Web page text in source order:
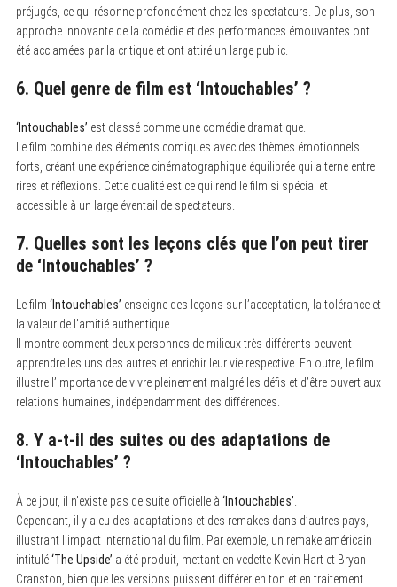
préjugés, ce qui résonne profondément chez les spectateurs. De plus, son
approche innovante de la comédie et des performances émouvantes ont
été acclamées par la critique et ont attiré un large public.
6. Quel genre de film est ‘Intouchables’ ?
‘Intouchables’ est classé comme une comédie dramatique.
Le film combine des éléments comiques avec des thèmes émotionnels
forts, créant une expérience cinématographique équilibrée qui alterne entre
rires et réflexions. Cette dualité est ce qui rend le film si spécial et
accessible à un large éventail de spectateurs.
7. Quelles sont les leçons clés que l’on peut tirer
de ‘Intouchables’ ?
Le film ‘Intouchables’ enseigne des leçons sur l’acceptation, la tolérance et
la valeur de l’amitié authentique.
Il montre comment deux personnes de milieux très différents peuvent
apprendre les uns des autres et enrichir leur vie respective. En outre, le film
illustre l’importance de vivre pleinement malgré les défis et d’être ouvert aux
relations humaines, indépendamment des différences.
8. Y a-t-il des suites ou des adaptations de
‘Intouchables’ ?
À ce jour, il n’existe pas de suite officielle à ‘Intouchables’
Cependant, il y a eu des adaptations et des remakes dans d’autres pays,
illustrant l’impact international du film. Par exemple, un remake américain
intitulé‘The Upside’ a été produit, mettant en vedette Kevin Hart et Bryan
Cranston, bien que les versions puissent différer en ton et en traitement